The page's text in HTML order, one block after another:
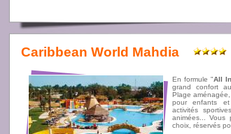
Caribbean World Mahdia
En formule "All
grand confort
Plage
pour enfants et
activités
animées... Vous
choix, réservés